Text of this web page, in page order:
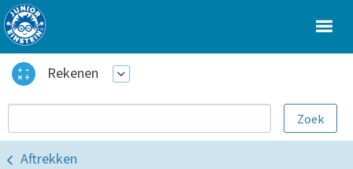
Rekenen
Aftrekken